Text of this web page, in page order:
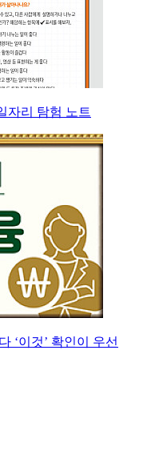
자리 탐험 노트
‘이것’ 확인이 우선